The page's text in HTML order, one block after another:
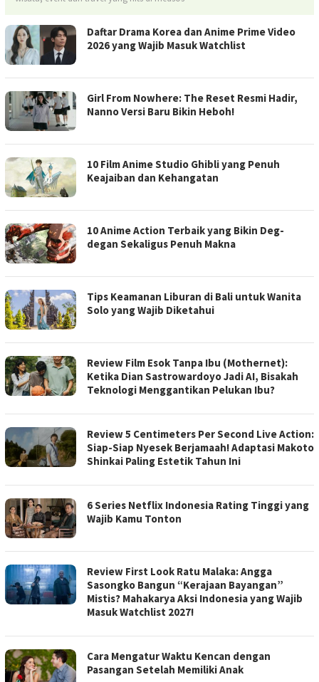
Daftar Drama Korea dan Anime Prime Video
2026 yang Wajib Masuk Watchlist
Girl From Nowhere: The Reset Resmi Hadir,
Nanno Versi Baru Bikin Heboh!
10 Film Anime Studio Ghibli yang Penuh
Keajaiban dan Kehangatan
10 Anime Action Terbaik yang Bikin Deg-
degan Sekaligus Penuh Makna
Tips Keamanan Liburan di Bali untuk Wanita
Solo yang Wajib Diketahui
Review Film Esok Tanpa Ibu (Mothernet):
Ketika Dian Sastrowardoyo Jadi AI, Bisakah
Teknologi Menggantikan Pelukan Ibu?
Review 5 Centimeters Per Second Live Action:
Siap-Siap Nyesek Berjamaah! Adaptasi Makoto
Shinkai Paling Estetik Tahun Ini
6 Series Netflix Indonesia Rating Tinggi yang
Wajib Kamu Tonton
Review First Look Ratu Malaka: Angga
Sasongko Bangun “Kerajaan Bayangan”
Mistis? Mahakarya Aksi Indonesia yang Wajib
Masuk Watchlist 2027!
Cara Mengatur Waktu Kencan dengan
Pasangan Setelah Memiliki Anak